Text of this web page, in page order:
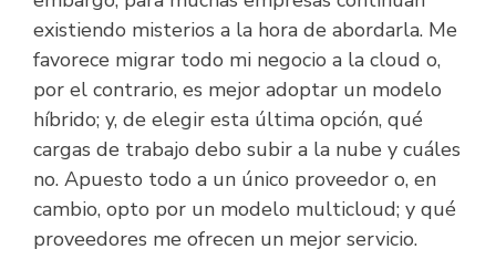
existiendo misterios a la hora de abordarla. Me
favorece migrar todo mi negocio a la cloud o,
por el contrario, es mejor adoptar un modelo
híbrido; y, de elegir esta última opción, qué
cargas de trabajo debo subir a la nube y cuáles
no. Apuesto todo a un único proveedor o, en
cambio, opto por un modelo multicloud; y qué
proveedores me ofrecen un mejor servicio.